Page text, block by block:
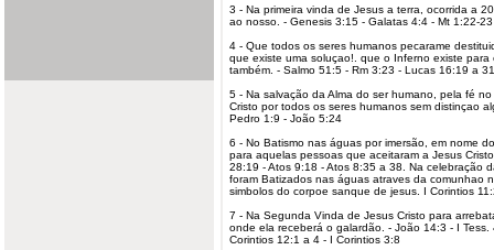
3 - Na primeira vinda de Jesus a terra, ocorrida a
ao nosso. - Genesis 3:15 - Galatas 4:4 - Mt 1:22-23
4 - Que todos os seres humanos pecarame
que existe uma soluçao!. que o Inferno existe para
também. - Salmo 51:5 - Rm 3:23 - Lucas 16:19 a
5 - Na salvação da Alma do ser humano, pela fé
Cristo por todos os seres humanos sem distinçao
Pedro 1:9 - João 5:24
6 - No Batismo nas águas por imersão, em nome
para aquelas pessoas que aceitaram a Jesus
28:19 - Atos 9:18 - Atos 8:35 a 38. Na celebração
foram Batizados nas águas atraves da comunhao
simbolos do corpoe sanque de jesus. I Corintios
7 - Na Segunda Vinda de Jesus Cristo para
onde ela receberá o galardão. - João 14:3 - I
Corintios 12:1 a 4 - I Corintios 3:8